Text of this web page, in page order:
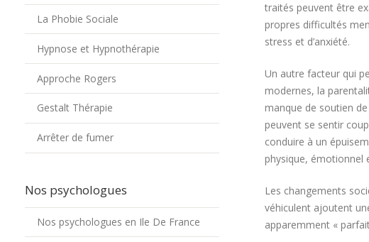
traités peuvent être
propres difficultés
stress et d’anxiété.
Un autre facteur qui
modernes, la
manque de soutien
peuvent se sentir
conduire à un
physique, émotionnel
Les changements
véhiculent ajoutent
apparemment «
La Phobie Sociale
Hypnose et Hypnothérapie
Approche Rogers
Gestalt Thérapie
Arrêter de fumer
Nos psychologues
Nos psychologues en Ile De France